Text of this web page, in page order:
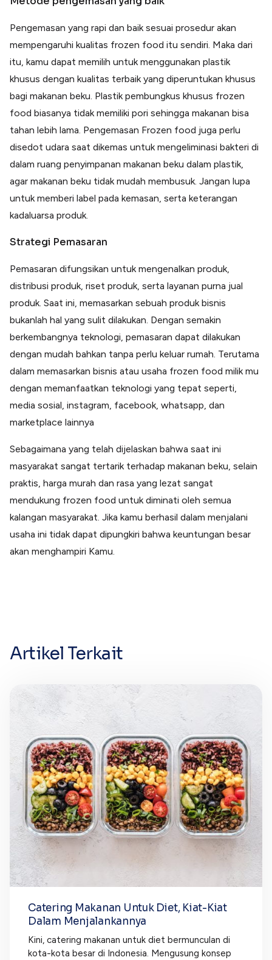
Pengemasan yang rapi dan baik sesuai prosedur akan
mempengaruhi kualitas frozen food itu sendiri. Maka dari
itu, kamu dapat memilih untuk menggunakan plastik
khusus dengan kualitas terbaik yang diperuntukan khusus
bagi makanan beku. Plastik pembungkus khusus frozen
food biasanya tidak memiliki pori sehingga makanan bisa
tahan lebih lama. Pengemasan Frozen food juga perlu
disedot udara saat dikemas untuk mengeliminasi bakteri di
dalam ruang penyimpanan makanan beku dalam plastik,
agar makanan beku tidak mudah membusuk. Jangan lupa
untuk memberi label pada kemasan, serta keterangan
kadaluarsa produk.
Strategi Pemasaran
Pemasaran difungsikan untuk mengenalkan produk,
distribusi produk, riset produk, serta layanan purna jual
produk. Saat ini, memasarkan sebuah produk bisnis
bukanlah hal yang sulit dilakukan. Dengan semakin
berkembangnya teknologi, pemasaran dapat dilakukan
dengan mudah bahkan tanpa perlu keluar rumah. Terutama
dalam memasarkan bisnis atau usaha frozen food milik mu
dengan memanfaatkan teknologi yang tepat seperti,
media sosial, instagram, facebook, whatsapp, dan
marketplace lainnya
Sebagaimana yang telah dijelaskan bahwa saat ini
masyarakat sangat tertarik terhadap makanan beku, selain
praktis, harga murah dan rasa yang lezat sangat
mendukung frozen food untuk diminati oleh semua
kalangan masyarakat. Jika kamu berhasil dalam menjalani
usaha ini tidak dapat dipungkiri bahwa keuntungan besar
akan menghampiri Kamu.
Artikel Terkait
Catering Makanan Untuk Diet, Kiat-Kiat
Dalam Menjalankannya
Kini, catering makanan untuk diet bermunculan di
kota-kota besar di Indonesia. Mengusung konsep